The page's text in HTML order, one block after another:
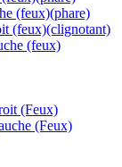
(feux)(phare)
(feux)(clignotant)
(feux)
(Feux)
(Feux)